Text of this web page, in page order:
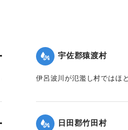
宇佐郡猿渡村
伊呂波川が氾濫し村ではほ
｜固有コード:00174002
日田郡竹田村